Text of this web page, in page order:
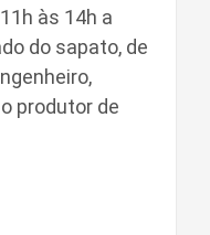
às 14h a
do sapato, de
produtor de